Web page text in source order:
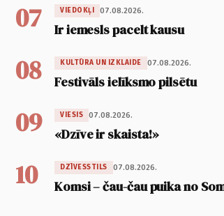
07 VIEDOKĻI 07.08.2026.
Ir iemesls pacelt kausu
08 KULTŪRA UN IZKLAIDE 07.08.2026.
Festivāls ielīksmo pilsētu
09 VIESIS 07.08.2026.
«Dzīve ir skaista!»
10 DZĪVESSTILS 07.08.2026.
Komsi – čau-čau puika no